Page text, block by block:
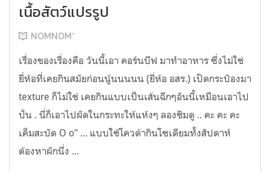
เนื้อสัตว์แปรรูป
NOMNOM*
เรื่องของเรื่องคือ วันนี้เอา คอร์นบีฟ มาทำอาหาร ซึ่งไม่ใช่
ยี่ห้อที่เคยกินสมัยก่อนนู้นนนนน (ยี่ห้อ อสร.) เปิดกระป๋องมา
texture ก็ไม่ใช่ เคยกินแบบเป็นเส้นฉีกๆอันนี้เหมือนเอาไป
ปั่น . นี่ก็เอาไปผัดในกระทะให้แห้งๆ ลองชิมดู .. คะ คะ คะ
เค็มสะบัด O o" ... แบบใช้โควต้ากินโซเดียมทั้งสัปดาห์
ต้องหาผักนึ่ง ...